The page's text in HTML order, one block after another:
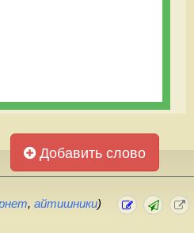
Добавить слово
, айтишники)